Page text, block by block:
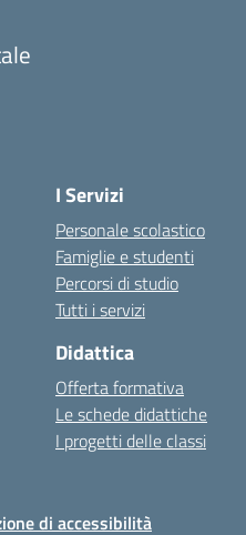
I Servizi
Personale scolastico
Famiglie e studenti
Percorsi di studio
Tutti i servizi
Didattica
Offerta formativa
Le schede didattiche
I progetti delle classi
di accessibilità